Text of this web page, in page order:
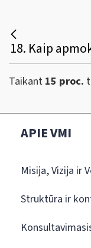
Taikant 15 proc.
APIE VMI
Misija, Vizija ir
Struktūra ir